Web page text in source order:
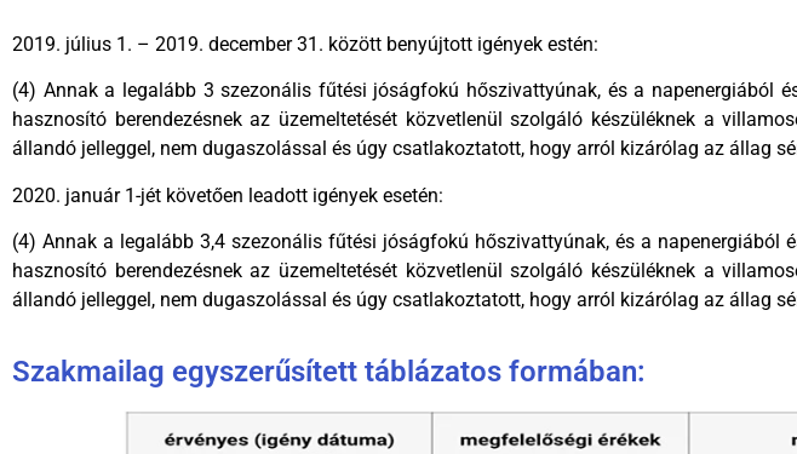
2019. július 1. – 2019. december 31. között benyújtott igények estén:
(4) Annak a legalább 3 szezonális fűtési jóságfokú hőszivattyúnak, és a napenergiából
hasznosító berendezésnek az üzemeltetését közvetlenül szolgáló készüléknek a
állandó jelleggel, nem dugaszolással és úgy csatlakoztatott, hogy arról kizárólag az állag
2020. január 1-jét követően leadott igények esetén:
(4) Annak a legalább 3,4 szezonális fűtési jóságfokú hőszivattyúnak, és a napenergiából
hasznosító berendezésnek az üzemeltetését közvetlenül szolgáló készüléknek a
állandó jelleggel, nem dugaszolással és úgy csatlakoztatott, hogy arról kizárólag az állag
Szakmailag egyszerűsített táblázatos formában: